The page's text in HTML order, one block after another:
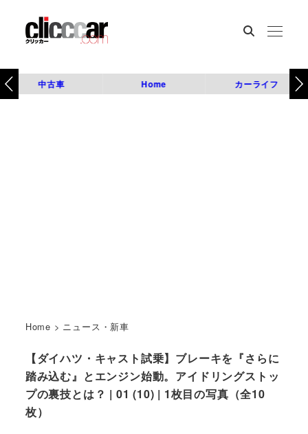
中古車 Home カーライフ
Home > ニュース・新車
【ダイハツ・キャスト試乗】ブレーキを『さらに
踏み込む』とエンジン始動。アイドリングストッ
プの裏技とは？ | 01 (10) | 1枚目の写真（全10
枚）